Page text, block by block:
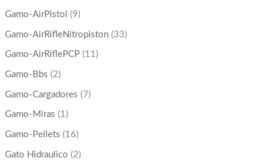
Gamo-AirPistol (9)
Gamo-AirRifleNitropiston (33)
Gamo-AirRiflePCP (11)
Gamo-Bbs (2)
Gamo-Cargadores (7)
Gamo-Miras (1)
Gamo-Pellets (16)
Gato Hidraulico (2)